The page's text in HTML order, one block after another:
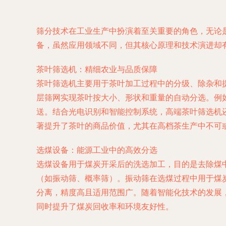
筛分技术在工业生产中扮演着至关重要的角色，无
备，虽然应用领域不同，但其核心原理和技术演进
茶叶筛选机：精细农业与品质保障
茶叶筛选机主要用于茶叶加工过程中的分级、除杂
层筛网实现茶叶按大小、形状和重量的自动分选。
送。结合光电识别和智能控制系统，高端茶叶筛选
著提升了茶叶的商品价值，尤其在高档茶生产中不可
选煤设备：能源工业中的高效分选
选煤设备用于煤炭开采后的洗选加工，目的是去除
（如振动筛、概率筛）。振动筛在选煤过程中用于
分离，精度高且适用范围广。随着智能化技术的发
同时提升了煤炭回收率和环境友好性。